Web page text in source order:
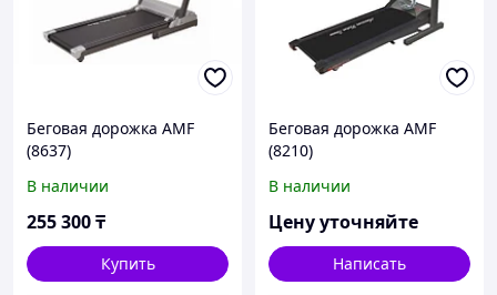
Беговая дорожка AMF
(8637)
В наличии
255 300₸
Купить
Беговая дорожка AMF
(8210)
В наличии
Цену уточняйте
Написать